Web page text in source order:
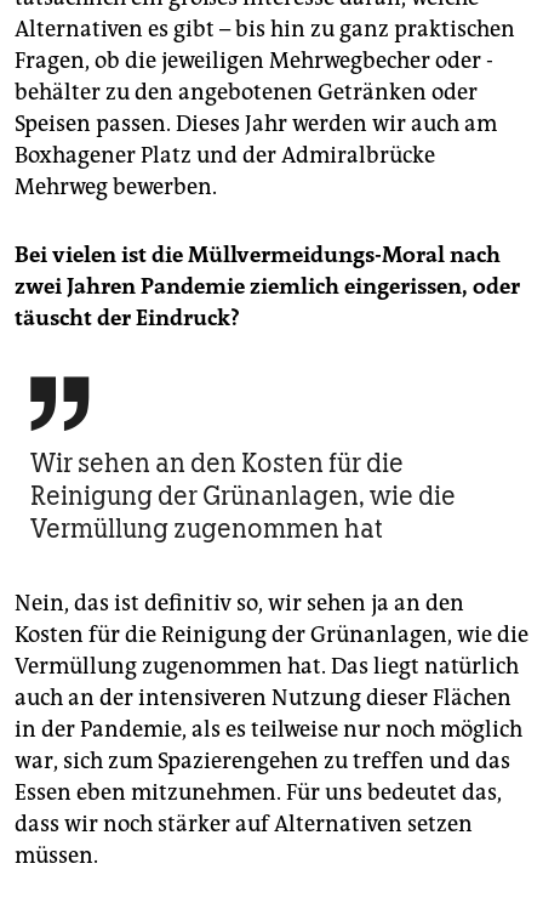
Alternativen es gibt – bis hin zu ganz praktischen
Fragen, ob die jeweiligen Mehrwegbecher oder -
behälter zu den angebotenen Getränken oder
Speisen passen. Dieses Jahr werden wir auch am
Boxhagener Platz und der Admiralbrücke
Mehrweg bewerben.
Bei vielen ist die Müllvermeidungs-Moral nach
zwei Jahren Pandemie ziemlich eingerissen, oder
täuscht der Eindruck?

Wir sehen an den Kosten für die
Reinigung der Grünanlagen, wie die
Vermüllung zugenommen hat
Nein, das ist definitiv so, wir sehen ja an den
Kosten für die Reinigung der Grünanlagen, wie die
Vermüllung zugenommen hat. Das liegt natürlich
auch an der intensiveren Nutzung dieser Flächen
in der Pandemie, als es teilweise nur noch möglich
war, sich zum Spazierengehen zu treffen und das
Essen eben mitzunehmen. Für uns bedeutet das,
dass wir noch stärker auf Alternativen setzen
müssen.